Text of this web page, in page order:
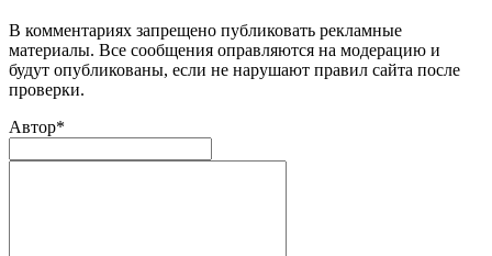
В комментариях запрещено публиковать рекламные
материалы. Все сообщения оправляются на модерацию и
будут опубликованы, если не нарушают правил сайта после
проверки.
Автор*